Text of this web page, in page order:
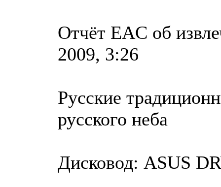
Отчёт EAC об
2009, 3:26
Русские
русского неба
Дисковод: ASUS